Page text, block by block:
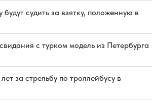
судить за взятку, положенную в
с турком модель из Петербурга
за стрельбу по троллейбусу в